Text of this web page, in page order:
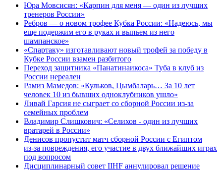
Юра Мовсисян: «Карпин для меня — один из лучших
тренеров России»
Ребров — о новом трофее Кубка России: «Надеюсь, мы
еще подержим его в руках и выпьем из него
шампанское»
«Спартаку» изготавливают новый трофей за победу в
Кубке России взамен разбитого
Переход защитника «Панатинаикоса» Туба в клуб из
России нереален
Рамиз Мамедов: «Кульков, Цымбаларь… За 10 лет
человек 10 из бывших одноклубников ушло»
Ливай Гарсия не сыграет со сборной России из-за
семейных проблем
Владимир Слишкович: «Селихов - один из лучших
вратарей в России»
Денисов пропустит матч сборной России с Египтом
из‑за повреждения, его участие в двух ближайших играх
под вопросом
Дисциплинарный совет IIHF аннулировал решение